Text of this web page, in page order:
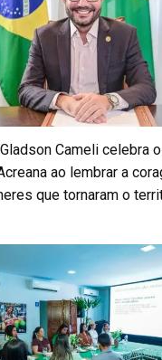
Cameli celebra
ao lembrar a
que tornaram o